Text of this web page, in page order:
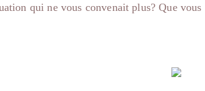
qui ne vous convenait plus? Que